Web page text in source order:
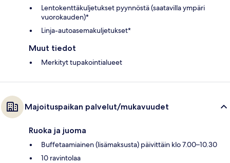
Lentokenttäkuljetukset pyynnöstä (saatavilla ympäri
vuorokauden)*
Linja-autoasemakuljetukset*
Muut tiedot
Merkityt tupakointialueet
Majoituspaikan palvelut/mukavuudet
Ruoka ja juoma
Buffetaamiainen (lisämaksusta) päivittäin klo 7.00–10.30
10 ravintolaa